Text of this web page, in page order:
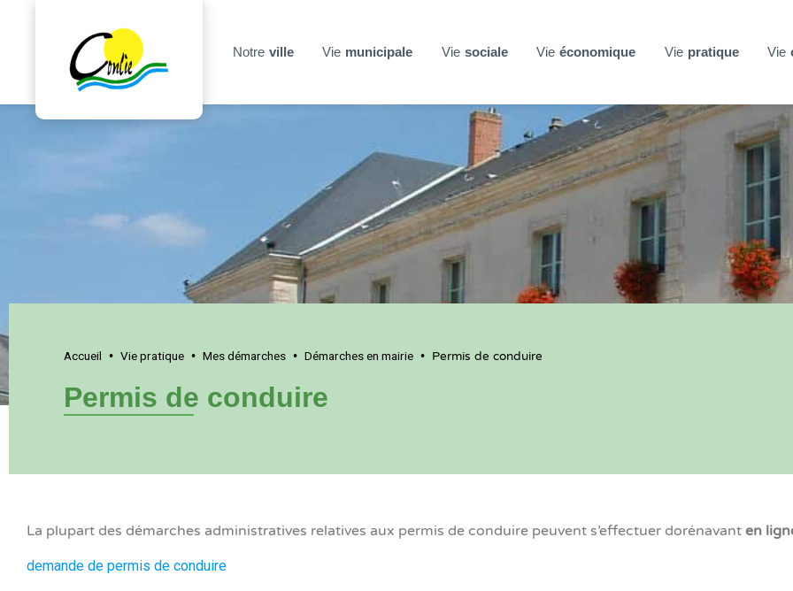
Notre ville Vie municipale Vie sociale Vie économique Vie pratique Vie
Accueil • Vie pratique • Mes démarches • Démarches en mairie • Permis de conduire
Permis de conduire
La plupart des démarches administratives relatives aux permis de conduire peuvent s’effectuer dorénavant en
demande de permis de conduire